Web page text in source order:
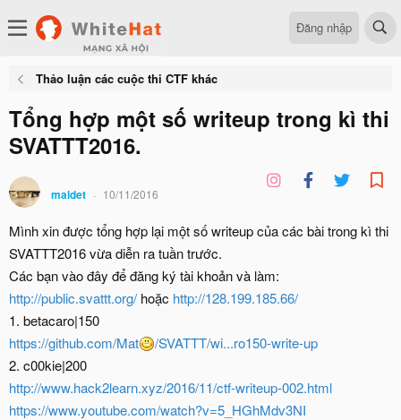
Đăng nhập
Thảo luận các cuộc thi CTF khác
Tổng hợp một số writeup trong kì thi
SVATTT2016.
maldet 10/11/2016
Mình xin được tổng hợp lại một số writeup của các bài trong kì thi
SVATTT2016 vừa diễn ra tuần trước.
Các bạn vào đây để đăng ký tài khoản và làm:
http://public.svattt.org/ hoặc http://128.199.185.66/
1. betacaro|150
https://github.com/Mat
/SVATTT/wi...ro150-write-up
2. c00kie|200
http://www.hack2learn.xyz/2016/11/ctf-writeup-002.html
https://www.youtube.com/watch?v=5_HGhMdv3NI